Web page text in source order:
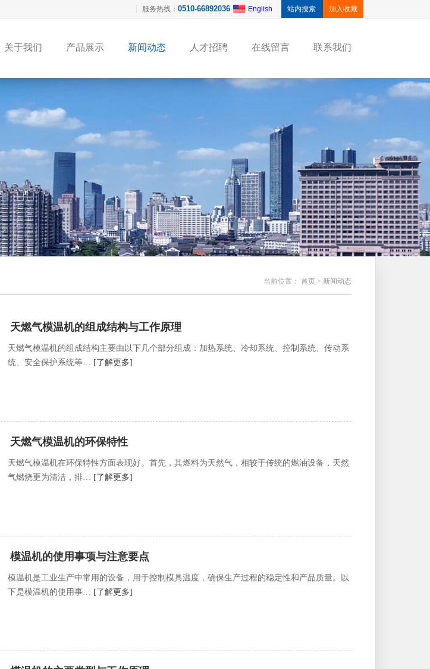
服务热线： 0510-66892036 English 加入收藏
关于我们 产品展示 新闻动态 人才招聘 在线留言 联系我们
当前位置： 首页 > 新闻动态
天燃气模温机的组成结构与工作原理
天燃气模温机的组成结构主要由以下几个部分组成：加热系统、冷却系统、控制系统、传动系
统、安全保护系统等… [了解更多]
天燃气模温机的环保特性
天燃气模温机在环保特性方面表现好。首先，其燃料为天然气，相较于传统的燃油设备，天然
气燃烧更为清洁，排… [了解更多]
模温机的使用事项与注意要点
模温机是工业生产中常用的设备，用于控制模具温度，确保生产过程的稳定性和产品质量。以
下是模温机的使用事… [了解更多]